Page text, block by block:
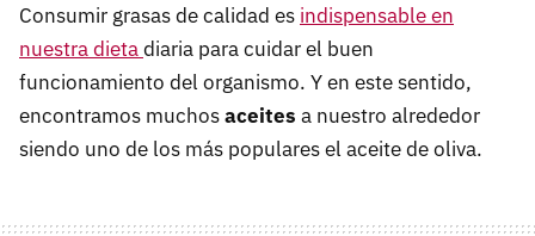
Consumir grasas de calidad es indispensable en
nuestra dietadiaria para cuidar el buen
funcionamiento del organismo. Y en este sentido,
encontramos muchosaceites a nuestro alrededor
siendo uno de los más populares el aceite de oliva.